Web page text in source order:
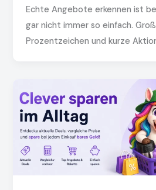
Echte Angebote erkennen ist
gar nicht immer so einfach.
Prozentzeichen und kurze